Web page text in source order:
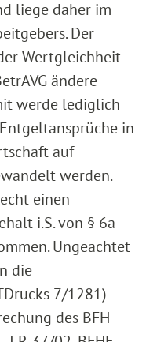
liege daher im
Der
Wertgleichheit
ändere
werde lediglich
in
auf
werden.
einen
i.S. von § 6a
Ungeachtet
die
7/1281)
des BFH